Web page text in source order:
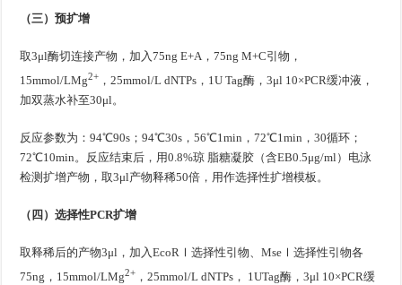
（三）预扩增
取3μl酶切连接产物，加入75ng E+A，75ng M+C引物，
15mmol/LMg2+ ，25mmol/L dNTPs，1U Tag酶，3μl 10×PCR缓冲液，
加双蒸水补至30μl。
反应参数为：94℃90s；94℃30s，56℃1min，72℃1min，30循环；
72℃10min。反应结束后，用0.8%琼 脂糖凝胶（含EB0.5μg/ml）电泳
检测扩增产物，取3μl产物释稀50倍，用作选择性扩增模板。
（四）选择性PCR扩增
取释稀后的产物3μl，加入EcoRⅠ选择性引物、MseⅠ选择性引物各
75ng，15mmol/LMg2+ ，25mmol/L dNTPs， 1UTag酶，3μl 10×PCR缓